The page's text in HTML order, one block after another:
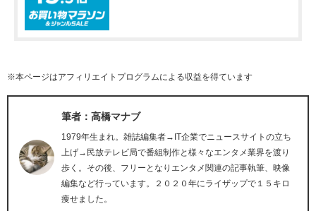
※本ページはアフィリエイトプログラムによる収益を得ています
筆者：高橋マナブ
1979年生まれ。雑誌編集者→IT企業でニュースサイトの立ち
上げ→民放テレビ局で番組制作と様々なエンタメ業界を渡り
歩く。その後、フリーとなりエンタメ関連の記事執筆、映像
編集など行っています。２０２０年にライザップで１５キロ
痩せました。